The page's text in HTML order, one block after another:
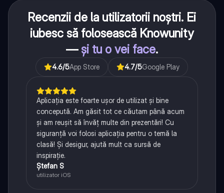
Recenzii de la utilizatorii noștri. Ei
iubesc să folosească Knowunity
— și tu o vei face.
4.6/5App Store 4.7/5Google Play
Aplicația este foarte ușor de utilizat și bine
concepută. Am găsit tot ce căutam până acum
și am reușit să învăț multe din prezentări! Cu
siguranță voi folosi aplicația pentru o temă la
clasă! Și desigur, ajută mult ca sursă de
inspirație.
Ștefan S
utilizator iOS